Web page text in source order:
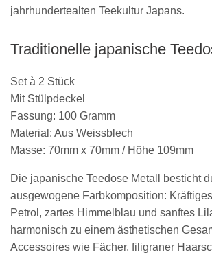
jahrhundertealten Teekultur Japans.
Traditionelle japanische
Set à 2 Stück
Mit Stülpdeckel
Fassung: 100 Gramm
Material: Aus Weissblech
Masse: 70mm x 70mm / Höhe 109mm
Die japanische Teedose Metall besticht
ausgewogene Farbkomposition:
Petrol, zartes Himmelblau und sanftes
harmonisch zu einem ästhetischen
Accessoires wie Fächer, filigraner